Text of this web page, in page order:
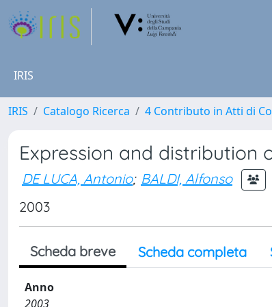
IRIS
IRIS Catalogo Ricerca 4 Contributo in Atti di
Expression and distribution
DE LUCA, Antonio; BALDI, Alfonso
2003
Scheda breve Scheda completa
Anno
2003